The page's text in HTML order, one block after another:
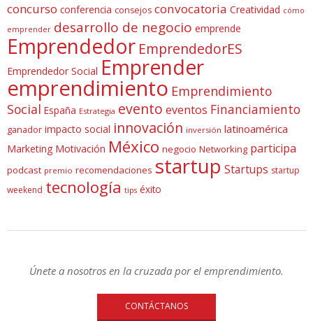
concurso conferencia consejos convocatoria Creatividad cómo
emprender desarrollo de negocio emprende
Emprendedor EmprendedorES
Emprendedor Social Emprender
emprendimiento Emprendimiento
Social España Estrategia evento eventos Financiamiento
ganador impacto social innovación inversión latinoamérica
Marketing Motivación México negocio Networking participa
podcast premio recomendaciones startup Startups startup
weekend tecnología tips éxito
Únete a nosotros en la cruzada por el emprendimiento.
CONTÁCTANOS